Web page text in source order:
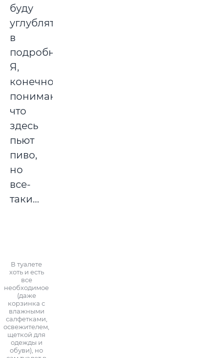
буду
углубляться
в
подробности.
Я,
конечно,
понимаю,
что
здесь
пьют
пиво,
но
все-
таки…
В туалете
хоть и есть
все
необходимое
(даже
корзинка с
влажными
салфетками,
освежителем,
щеткой для
одежды и
обуви), но